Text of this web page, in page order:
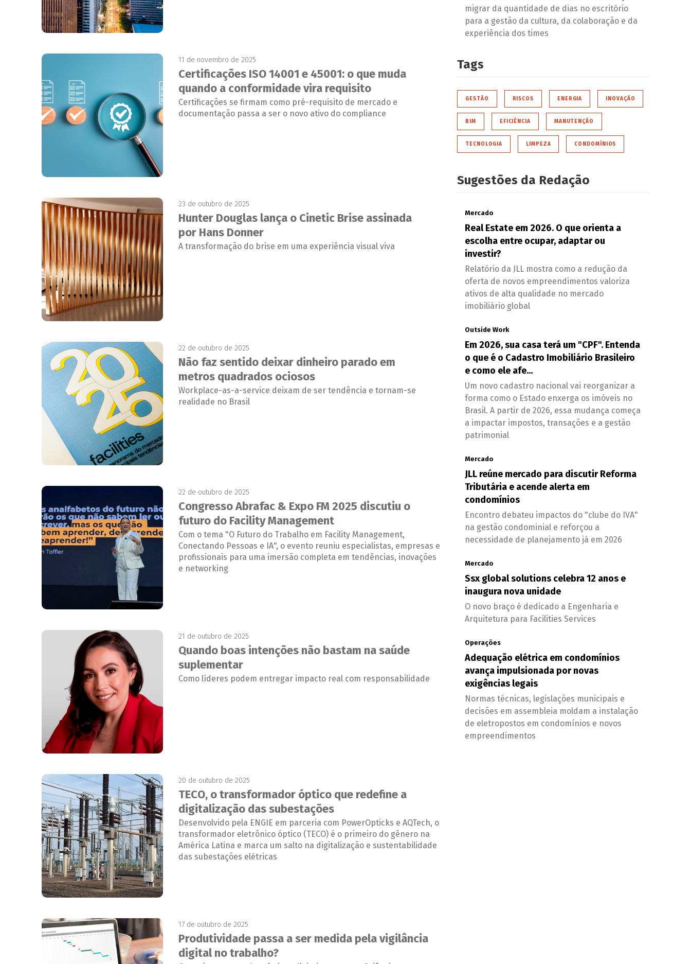
11 de novembro de 2025
Certificações ISO 14001 e 45001: o que muda
quando a conformidade vira requisito
Certificações se firmam como pré-requisito de mercado e
documentação passa a ser o novo ativo do compliance
23 de outubro de 2025
Hunter Douglas lança o Cinetic Brise assinada
por Hans Donner
A transformação do brise em uma experiência visual viva
22 de outubro de 2025
Não faz sentido deixar dinheiro parado em
metros quadrados ociosos
Workplace-as-a-service deixam de ser tendência e tornam-se
realidade no Brasil
22 de outubro de 2025
Congresso Abrafac & Expo FM 2025 discutiu o
futuro do Facility Management
Com o tema "O Futuro do Trabalho em Facility Management,
Conectando Pessoas e IA", o evento reuniu especialistas, empresas e
profissionais para uma imersão completa em tendências, inovações
e networking
21 de outubro de 2025
Quando boas intenções não bastam na saúde
suplementar
Como líderes podem entregar impacto real com responsabilidade
20 de outubro de 2025
TECO, o transformador óptico que redefine a
digitalização das subestações
Desenvolvido pela ENGIE em parceria com PowerOpticks e AQTech, o
transformador eletrônico óptico (TECO) é o primeiro do gênero na
América Latina e marca um salto na digitalização e sustentabilidade
das subestações elétricas
17 de outubro de 2025
Produtividade passa a ser medida pela vigilância
digital no trabalho?
migrar da quantidade de dias no escritório
para a gestão da cultura, da colaboração e da
experiência dos times
Tags
GESTÃO RISCOS ENERGIA INOVAÇÃO
BIM EFICIÊNCIA MANUTENÇÃO
TECNOLOGIA LIMPEZA CONDOMÍNIOS
Sugestões da Redação
Mercado
Real Estate em 2026. O que orienta a
escolha entre ocupar, adaptar ou
investir?
Relatório da JLL mostra como a redução da
oferta de novos empreendimentos valoriza
ativos de alta qualidade no mercado
imobiliário global
Outside Work
Em 2026, sua casa terá um "CPF". Entenda
o que é o Cadastro Imobiliário Brasileiro
e como ele afe...
Um novo cadastro nacional vai reorganizar a
forma como o Estado enxerga os imóveis no
Brasil. A partir de 2026, essa mudança começa
a impactar impostos, transações e a gestão
patrimonial
Mercado
JLL reúne mercado para discutir Reforma
Tributária e acende alerta em
condomínios
Encontro debateu impactos do "clube do IVA"
na gestão condominial e reforçou a
necessidade de planejamento já em 2026
Mercado
Ssx global solutions celebra 12 anos e
inaugura nova unidade
O novo braço é dedicado a Engenharia e
Arquitetura para Facilities Services
Operações
Adequação elétrica em condomínios
avança impulsionada por novas
exigências legais
Normas técnicas, legislações municipais e
decisões em assembleia moldam a instalação
de eletropostos em condomínios e novos
empreendimentos